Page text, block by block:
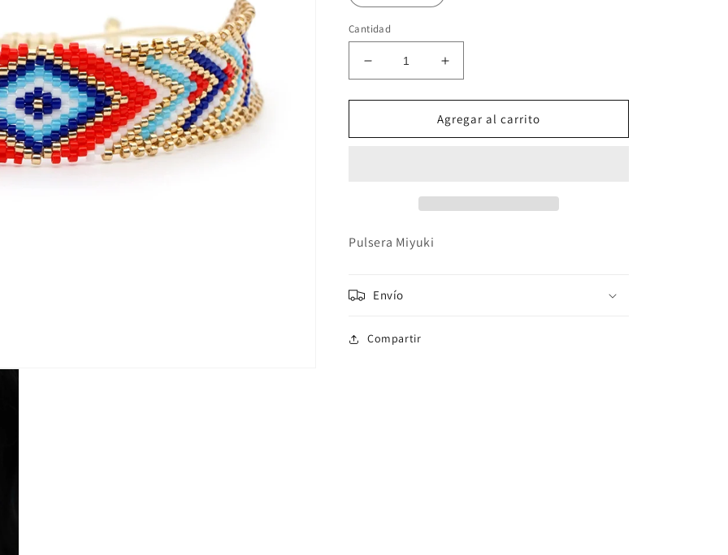
Cantidad
Reducir
cantidad
para
Miyuki
Aumentar
cantidad
para
Pulsera
Miyuki
Agregar al carrito
Pulsera Miyuki
Envío
Compartir